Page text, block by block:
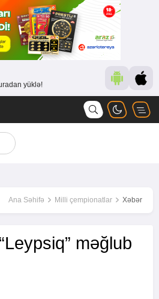
yüklə!
Ana Səhifə Milli çempionatlar Xəbər
məğlub